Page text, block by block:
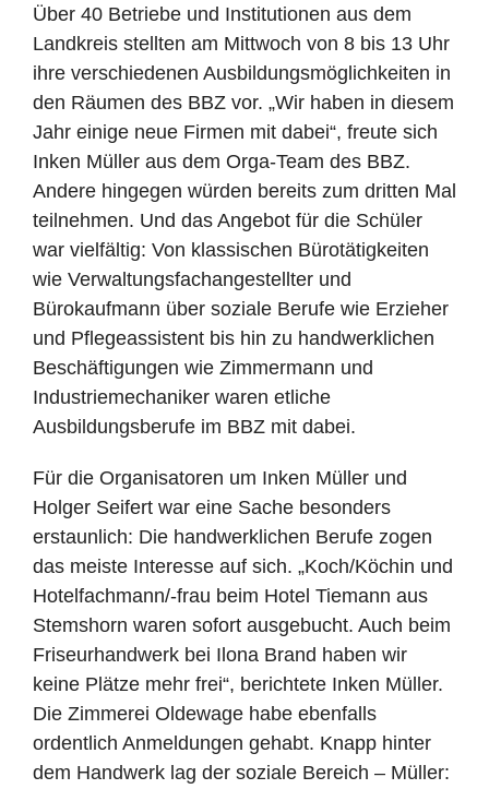
Über 40 Betriebe und Institutionen aus dem
Landkreis stellten am Mittwoch von 8 bis 13 Uhr
ihre verschiedenen Ausbildungsmöglichkeiten in
den Räumen des BBZ vor. „Wir haben in diesem
Jahr einige neue Firmen mit dabei“, freute sich
Inken Müller aus dem Orga-Team des BBZ.
Andere hingegen würden bereits zum dritten Mal
teilnehmen. Und das Angebot für die Schüler
war vielfältig: Von klassischen Bürotätigkeiten
wie Verwaltungsfachangestellter und
Bürokaufmann über soziale Berufe wie Erzieher
und Pflegeassistent bis hin zu handwerklichen
Beschäftigungen wie Zimmermann und
Industriemechaniker waren etliche
Ausbildungsberufe im BBZ mit dabei.
Für die Organisatoren um Inken Müller und
Holger Seifert war eine Sache besonders
erstaunlich: Die handwerklichen Berufe zogen
das meiste Interesse auf sich. „Koch/Köchin und
Hotelfachmann/-frau beim Hotel Tiemann aus
Stemshorn waren sofort ausgebucht. Auch beim
Friseurhandwerk bei Ilona Brand haben wir
keine Plätze mehr frei“, berichtete Inken Müller.
Die Zimmerei Oldewage habe ebenfalls
ordentlich Anmeldungen gehabt. Knapp hinter
dem Handwerk lag der soziale Bereich – Müller: